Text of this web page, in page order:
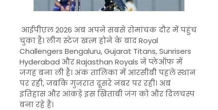
आईपीएल 2026 अब अपने सबसे रोमांचक दौर में पहुंच
चुका है। लीग स्टेज खत्म होने के बादRoyal
Challengers Bengaluru,Gujarat Titans,Sunrisers
Hyderabad औरRajasthan Royals ने प्लेऑफ में
जगह बना ली है। अंक तालिका में आरसीबी पहले स्थान
पर रही, जबकि गुजरात दूसरे नंबर पर रही। अब
इतिहास और आंकड़े इस खिताबी जंग को और दिलचस्प
बना रहे हैं।